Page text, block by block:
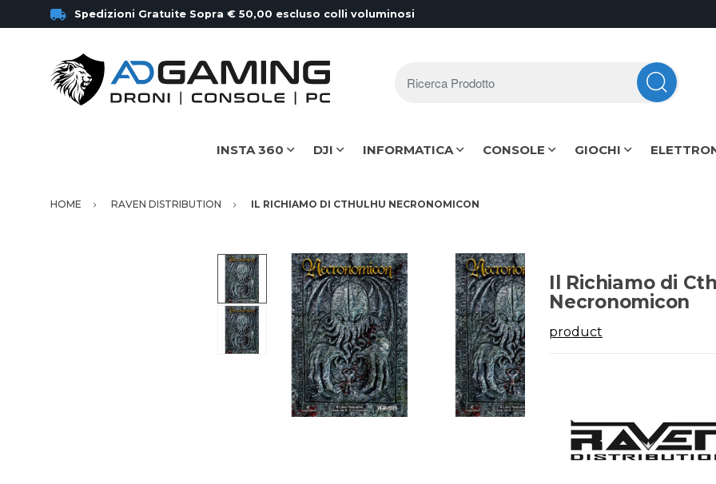
Spedizioni Gratuite Sopra € 50,00 escluso colli voluminosi
INSTA 360 DJI INFORMATICA CONSOLE GIOCHI
HOME RAVEN DISTRIBUTION IL RICHIAMO DI CTHULHU NECRONOMICON
Il Richiamo di
Necronomicon
product